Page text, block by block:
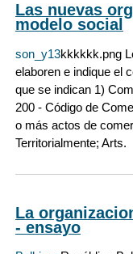
Las nuevas
modelo social
son_y13kkkkkk.png
elaboren e indique el
que se indican 1)
200 - Código de
o más actos de
Territorialmente; Arts.
La
- ensayo